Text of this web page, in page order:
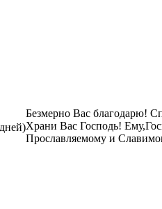
Безмерно Вас благодарю!
Храни Вас Господь!
Прославляемому и